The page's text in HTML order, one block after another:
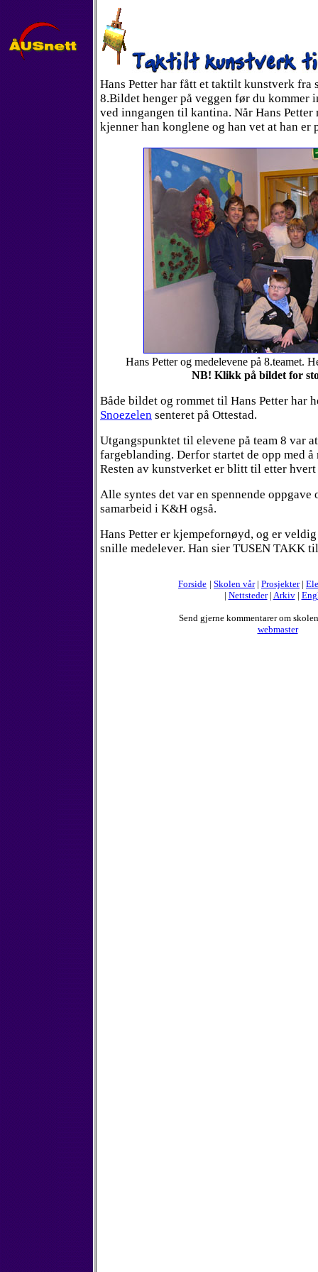
Hans Petter har fått et taktilt kunstverk fra
8.Bildet henger på veggen før du kommer
ved inngangen til kantina. Når Hans Petter
kjenner han konglene og han vet at han
Hans Petter og medelevene på 8.teamet.
NB! Klikk på bildet for
Både bildet og rommet til Hans Petter har
Snoezelen senteret på Ottestad.
Utgangspunktet til elevene på team 8 var
fargeblanding. Derfor startet de opp med
Resten av kunstverket er blitt til etter
Alle syntes det var en spennende
samarbeid i K&H også.
Hans Petter er kjempefornøyd, og er
snille medelever. Han sier TUSEN
Forside | Skolen vår| Prosjekter|
| Nettsteder| Arkiv|
Send gjerne kommentarer om
webmaster